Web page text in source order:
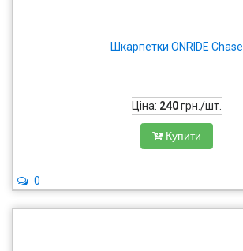
Шкарпетки ONRIDE Chase
Ціна: 240грн./шт.
Купити
0